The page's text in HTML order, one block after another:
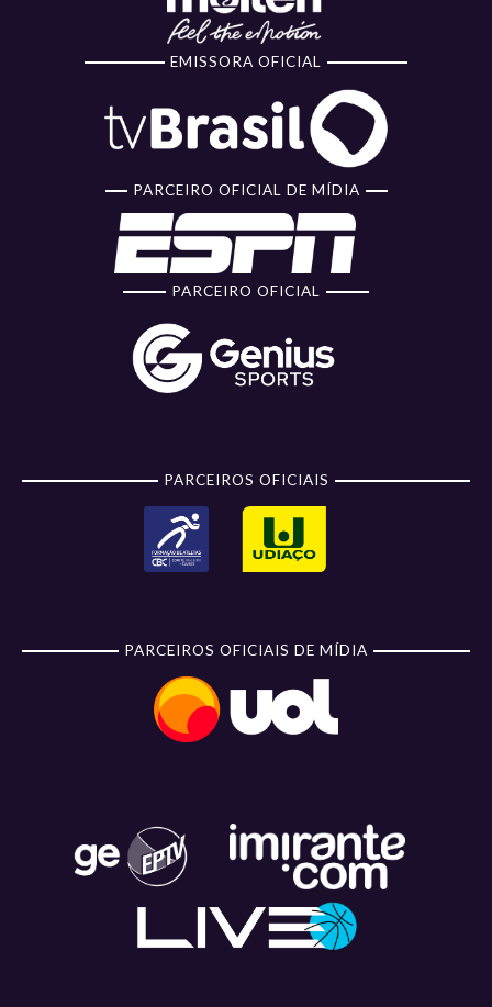
EMISSORA OFICIAL
PARCEIRO OFICIAL DE MÍDIA
PARCEIRO OFICIAL
PARCEIROS OFICIAIS
PARCEIROS OFICIAIS DE MÍDIA